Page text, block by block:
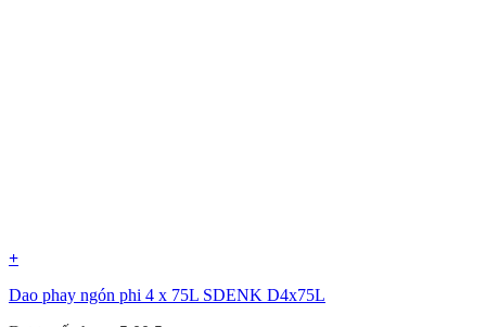
+
Dao phay ngón phi 4 x 75L SDENK D4x75L